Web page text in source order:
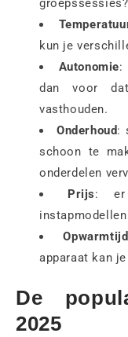
groepssessies?
kun je
Autonomie:
dan voor
vasthouden.
Onderhoud:
schoon te
onderdelen
Prijs: er
apparaat kan
De
2025